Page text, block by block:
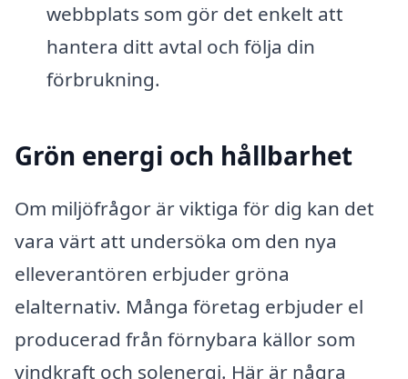
webbplats som gör det enkelt att
hantera ditt avtal och följa din
förbrukning.
Grön energi och hållbarhet
Om miljöfrågor är viktiga för dig kan det
vara värt att undersöka om den nya
elleverantören erbjuder gröna
elalternativ. Många företag erbjuder el
producerad från förnybara källor som
vindkraft och solenergi. Här är några